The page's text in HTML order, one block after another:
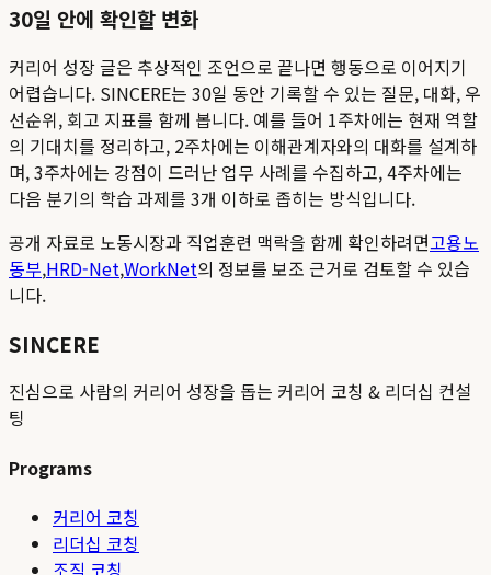
30일 안에 확인할 변화
커리어 성장 글은 추상적인 조언으로 끝나면 행동으로 이어지기
어렵습니다. SINCERE는 30일 동안 기록할 수 있는 질문, 대화, 우
선순위, 회고 지표를 함께 봅니다. 예를 들어 1주차에는 현재 역할
의 기대치를 정리하고, 2주차에는 이해관계자와의 대화를 설계하
며, 3주차에는 강점이 드러난 업무 사례를 수집하고, 4주차에는
다음 분기의 학습 과제를 3개 이하로 좁히는 방식입니다.
공개 자료로 노동시장과 직업훈련 맥락을 함께 확인하려면고용노
동부,HRD-Net,WorkNet의 정보를 보조 근거로 검토할 수 있습
니다.
SINCERE
진심으로 사람의 커리어 성장을 돕는 커리어 코칭 & 리더십 컨설
팅
Programs
커리어 코칭
리더십 코칭
조직 코칭